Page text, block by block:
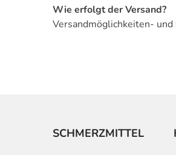
Wie erfolgt der Versand?
Versandmöglichkeiten- und
SCHMERZMITTEL